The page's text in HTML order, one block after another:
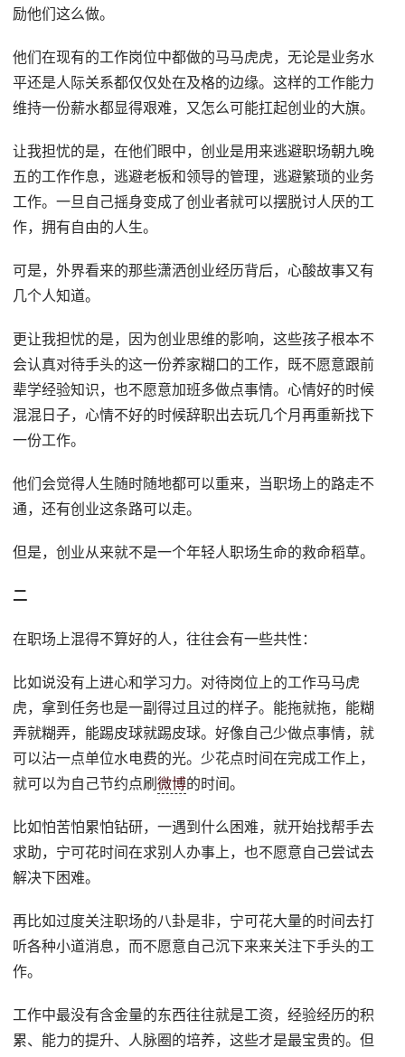
励他们这么做。
他们在现有的工作岗位中都做的马马虎虎，无论是业务水
平还是人际关系都仅仅处在及格的边缘。这样的工作能力
维持一份薪水都显得艰难，又怎么可能扛起创业的大旗。
让我担忧的是，在他们眼中，创业是用来逃避职场朝九晚
五的工作作息，逃避老板和领导的管理，逃避繁琐的业务
工作。一旦自己摇身变成了创业者就可以摆脱讨人厌的工
作，拥有自由的人生。
可是，外界看来的那些潇洒创业经历背后，心酸故事又有
几个人知道。
更让我担忧的是，因为创业思维的影响，这些孩子根本不
会认真对待手头的这一份养家糊口的工作，既不愿意跟前
辈学经验知识，也不愿意加班多做点事情。心情好的时候
混混日子，心情不好的时候辞职出去玩几个月再重新找下
一份工作。
他们会觉得人生随时随地都可以重来，当职场上的路走不
通，还有创业这条路可以走。
但是，创业从来就不是一个年轻人职场生命的救命稻草。
二
在职场上混得不算好的人，往往会有一些共性：
比如说没有上进心和学习力。对待岗位上的工作马马虎
虎，拿到任务也是一副得过且过的样子。能拖就拖，能糊
弄就糊弄，能踢皮球就踢皮球。好像自己少做点事情，就
可以沾一点单位水电费的光。少花点时间在完成工作上，
就可以为自己节约点刷微博的时间。
比如怕苦怕累怕钻研，一遇到什么困难，就开始找帮手去
求助，宁可花时间在求别人办事上，也不愿意自己尝试去
解决下困难。
再比如过度关注职场的八卦是非，宁可花大量的时间去打
听各种小道消息，而不愿意自己沉下来来关注下手头的工
作。
工作中最没有含金量的东西往往就是工资，经验经历的积
累、能力的提升、人脉圈的培养，这些才是最宝贵的。但